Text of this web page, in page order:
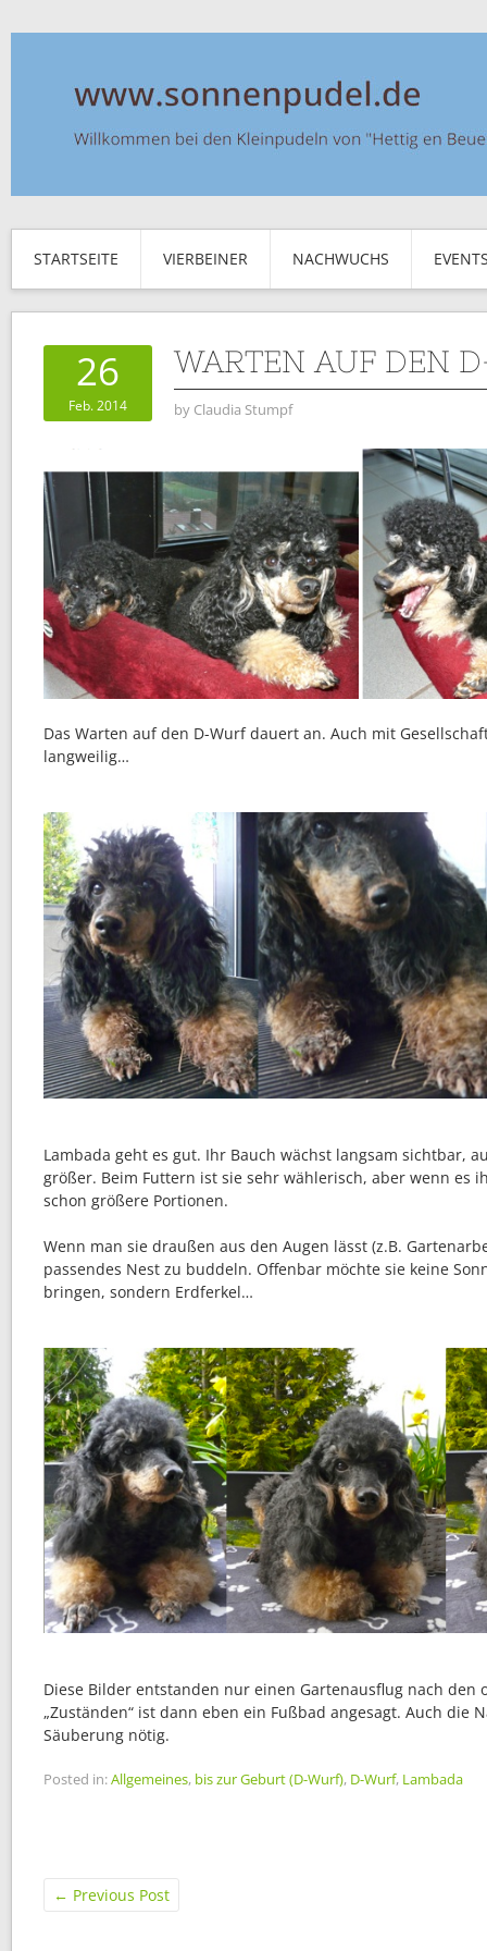
STARTSEITE VIERBEINER NACHWUCHS
26
Feb. 2014
WARTEN AUF DEN
by Claudia Stumpf
Das Warten auf den D-Wurf dauert an. Auch mit
langweilig…
Lambada geht es gut. Ihr Bauch wächst langsam sichtbar,
größer. Beim Futtern ist sie sehr wählerisch, aber wenn es
schon größere Portionen.
Wenn man sie draußen aus den Augen lässt (z.B.
passendes Nest zu buddeln. Offenbar möchte sie keine
bringen, sondern Erdferkel…
Diese Bilder entstanden nur einen Gartenausflug nach den
„Zuständen“ ist dann eben ein Fußbad angesagt. Auch die
Säuberung nötig.
Posted in:Allgemeines, bis zur Geburt (D-Wurf), D-Wurf, Lambada
← Previous Post